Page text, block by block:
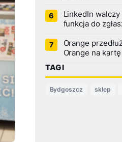
LinkedIn
funkcja do
Orange
Orange na kartę
TAGI
Bydgoszcz sklep